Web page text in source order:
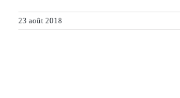
23 août 2018